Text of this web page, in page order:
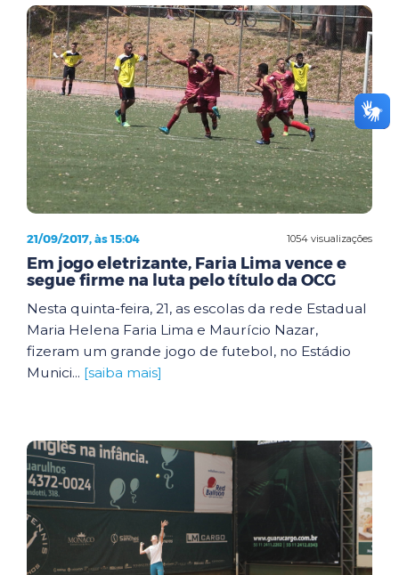
1054 visualizações
21/09/2017, às 15:04
Em jogo eletrizante, Faria Lima vence e
segue firme na luta pelo título da OCG
Nesta quinta-feira, 21, as escolas da rede Estadual
Maria Helena Faria Lima e Maurício Nazar,
fizeram um grande jogo de futebol, no Estádio
Munici... [saiba mais]